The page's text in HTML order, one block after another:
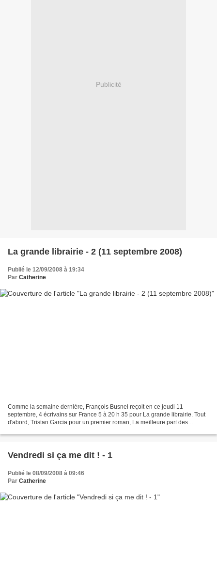
Publicité
La grande librairie - 2 (11 septembre 2008)
Publié le 12/09/2008 à 19:34
Par Catherine
Comme la semaine dernière, François Busnel reçoit en ce jeudi 11
septembre, 4 écrivains sur France 5 à 20 h 35 pour La grande librairie. Tout
d'abord, Tristan Garcia pour un premier roman, La meilleure part des
Vendredi si ça me dit ! - 1
Publié le 08/09/2008 à 09:46
Par Catherine